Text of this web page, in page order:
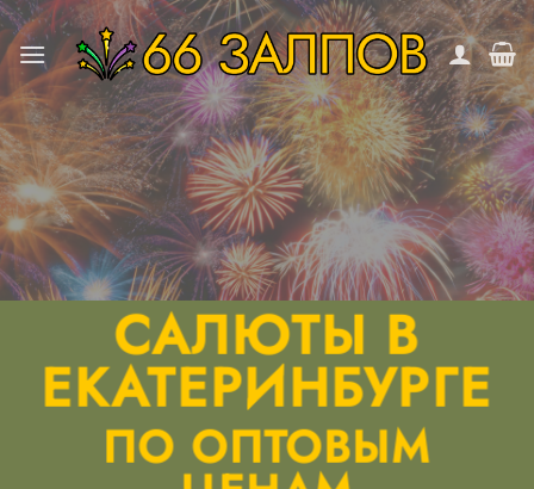
Skip
to
content
САЛЮТЫ В
ЕКАТЕРИНБУРГЕ
ПО ОПТОВЫМ